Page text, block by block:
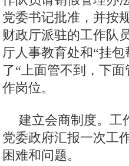
党委书记批准，并按
财政厅派驻的工作队
厅人事教育处和“挂
了“上面管不到，下
作岗位。
建立会商制度。工
党委政府汇报一次工
困难和问题。